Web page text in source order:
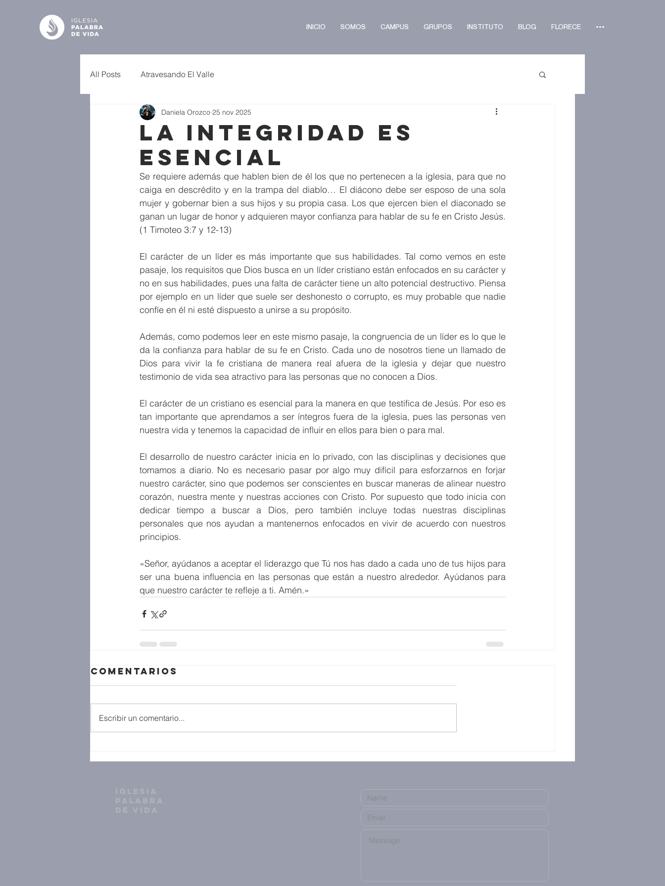
INICIO SOMOS CAMPUS GRUPOS INSTITUTO BLOG FLORECE •••
All Posts Atravesando El Valle
La Integridad es
Esencial
Daniela Orozco 25 nov 2025
Se requiere además que hablen bien de él los que no pertenecen a la iglesia, para que no
caiga en descrédito y en la trampa del diablo… El diácono debe ser esposo de una sola
mujer y gobernar bien a sus hijos y su propia casa. Los que ejercen bien el diaconado se
ganan un lugar de honor y adquieren mayor confianza para hablar de su fe en Cristo Jesús.
(1 Timoteo 3:7 y 12-13)
El carácter de un líder es más importante que sus habilidades. Tal como vemos en este
pasaje, los requisitos que Dios busca en un líder cristiano están enfocados en su carácter y
no en sus habilidades, pues una falta de carácter tiene un alto potencial destructivo. Piensa
por ejemplo en un líder que suele ser deshonesto o corrupto, es muy probable que nadie
confíe en él ni esté dispuesto a unirse a su propósito.
Además, como podemos leer en este mismo pasaje, la congruencia de un líder es lo que le
da la confianza para hablar de su fe en Cristo. Cada uno de nosotros tiene un llamado de
Dios para vivir la fe cristiana de manera real afuera de la iglesia y dejar que nuestro
testimonio de vida sea atractivo para las personas que no conocen a Dios.
El carácter de un cristiano es esencial para la manera en que testifica de Jesús. Por eso es
tan importante que aprendamos a ser íntegros fuera de la iglesia, pues las personas ven
nuestra vida y tenemos la capacidad de influir en ellos para bien o para mal.
El desarrollo de nuestro carácter inicia en lo privado, con las disciplinas y decisiones que
tomamos a diario. No es necesario pasar por algo muy difícil para esforzarnos en forjar
nuestro carácter, sino que podemos ser conscientes en buscar maneras de alinear nuestro
corazón, nuestra mente y nuestras acciones con Cristo. Por supuesto que todo inicia con
dedicar tiempo a buscar a Dios, pero también incluye todas nuestras disciplinas
personales que nos ayudan a mantenernos enfocados en vivir de acuerdo con nuestros
principios.
«Señor, ayúdanos a aceptar el liderazgo que Tú nos has dado a cada uno de tus hijos para
ser una buena influencia en las personas que están a nuestro alrededor. Ayúdanos para
que nuestro carácter te refleje a ti. Amén.»
Comentarios
Escribir un comentario...